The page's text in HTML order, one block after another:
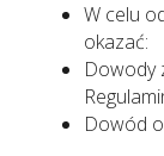
W celu
okazać:
Dowody
Dowód